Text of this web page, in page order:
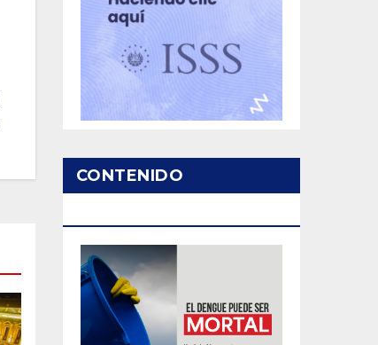
CONTENIDO